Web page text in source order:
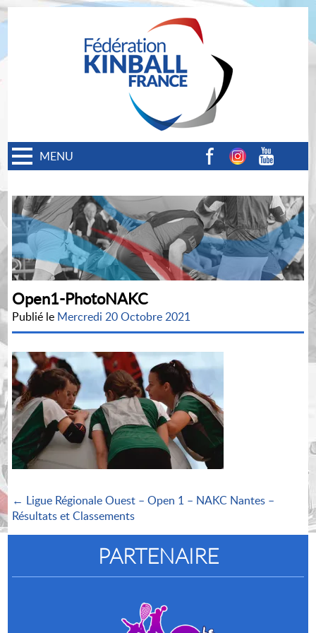
MENU
Open1-PhotoNAKC
Publié le Mercredi 20 Octobre 2021
← Ligue Régionale Ouest – Open 1 – NAKC Nantes –
Résultats et Classements
PARTENAIRE